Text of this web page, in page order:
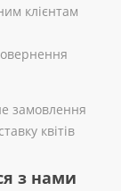
клієнтам
замовлення
квітів
з нами